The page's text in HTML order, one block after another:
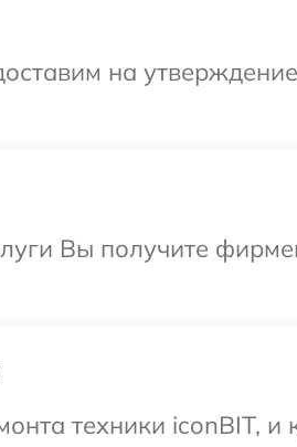
на
Вы получите
техники iconBIT, и